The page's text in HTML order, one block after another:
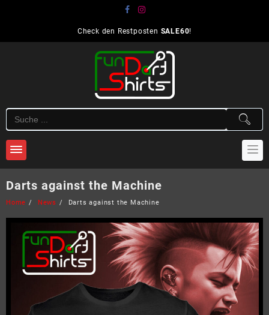
Check den Restposten SALE60!
Darts against the Machine
Home News Darts against the Machine